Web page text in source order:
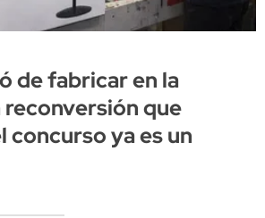
de fabricar en la
que
concurso ya es un